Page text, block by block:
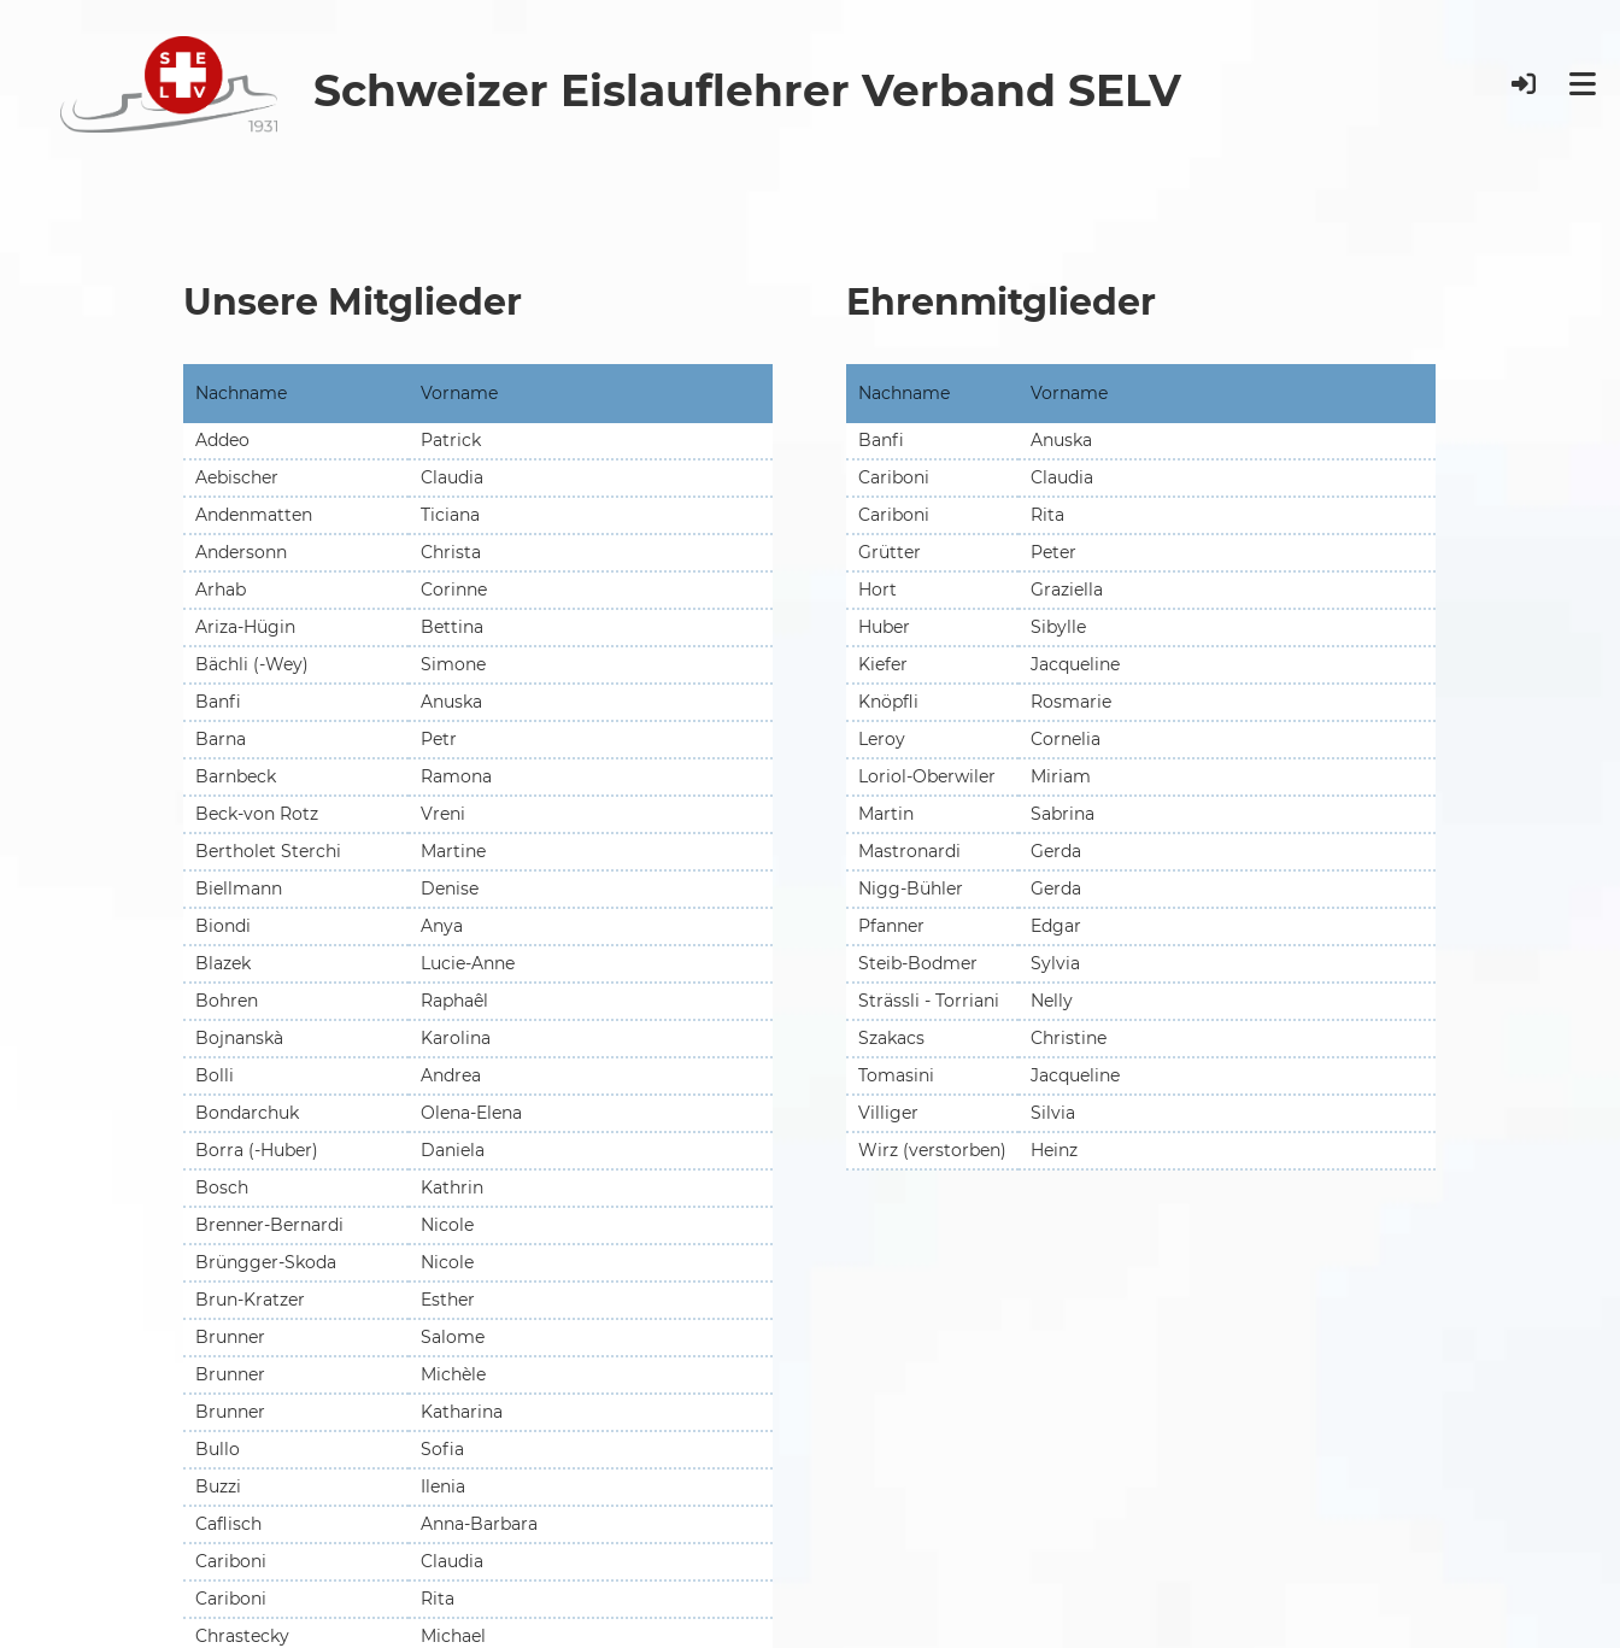
Schweizer Eislauflehrer Verband SELV
Unsere Mitglieder Ehrenmitglieder
Nachname Vorname
Addeo
Patrick
Aebischer
Claudia
Andenmatten
Ticiana
Andersonn
Christa
Arhab
Corinne
Ariza-Hügin
Bettina
Bächli (-Wey)
Simone
Banfi
Anuska
Barna
Petr
Barnbeck
Ramona
Beck-von Rotz
Vreni
Bertholet Sterchi
Martine
Biellmann
Denise
Biondi
Anya
Blazek
Lucie-Anne
Bohren
Raphaêl
Bojnanskà
Karolina
Bolli
Andrea
Bondarchuk
Olena-Elena
Borra (-Huber)
Daniela
Bosch
Kathrin
Brenner-Bernardi
Nicole
Brüngger-Skoda
Nicole
Brun-Kratzer
Esther
Brunner
Salome
Brunner
Michèle
Brunner
Katharina
Bullo
Sofia
Buzzi
Ilenia
Caflisch
Anna-Barbara
Cariboni
Claudia
Cariboni
Rita
Chrastecky
Michael
Nachname Vorname
Banfi
Anuska
Cariboni
Claudia
Cariboni
Rita
Grütter
Peter
Hort
Graziella
Huber
Sibylle
Kiefer
Jacqueline
Knöpfli
Rosmarie
Leroy
Cornelia
Loriol-Oberwiler
Miriam
Martin
Sabrina
Mastronardi
Gerda
Nigg-Bühler
Gerda
Pfanner
Edgar
Steib-Bodmer
Sylvia
Strässli - Torriani
Nelly
Szakacs
Christine
Tomasini
Jacqueline
Villiger
Silvia
Wirz (verstorben)
Heinz